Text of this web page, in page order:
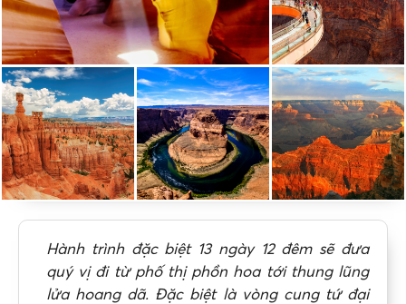
Hành trình đặc biệt 13 ngày 12 đêm sẽ đưa
quý vị đi từ phố thị phồn hoa tới thung lũng
lửa hoang dã. Đặc biệt là vòng cung tứ đại